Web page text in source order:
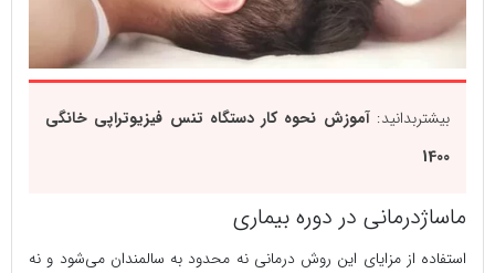
بیشتربدانید: آموزش نحوه کار دستگاه تنس فیزیوتراپی خانگی
1400
ماساژدرمانی در دوره بیماری
استفاده از مزایای این روش درمانی نه محدود به سالمندان می‌شود و نه